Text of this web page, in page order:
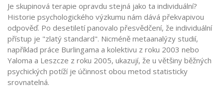
Je skupinová terapie opravdu stejná jako ta individuální?
Historie psychologického výzkumu nám dává překvapivou
odpověď. Po desetiletí panovalo přesvědčení, že individuální
přístup je "zlatý standard". Nicméně metaanalýzy studií,
například práce Burlingama a kolektivu z roku 2003 nebo
Yaloma a Leszcze z roku 2005, ukazují, že u většiny běžných
psychických potíží je účinnost obou metod statisticky
srovnatelná.